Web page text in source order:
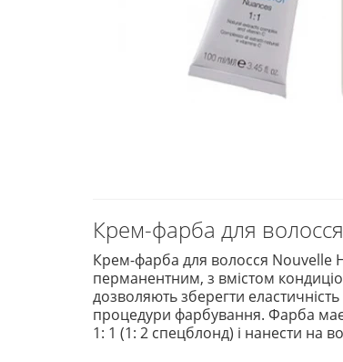
Крем-фарба для
Крем-фарба для волосся Nouvelle
перманентним, з вмістом
дозволяють зберегти
процедури фарбування. Фарба має
1: 1 (1: 2 спецблонд) і нанести на